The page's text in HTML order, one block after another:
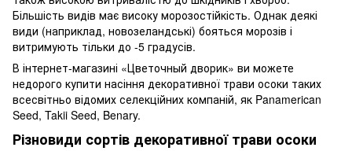
Більшість видів має високу морозостійкість. Однак деякі
види (наприклад, новозеландські) бояться морозів і
витримують тільки до -5 градусів.
В інтернет-магазині «Цветочный дворик» ви можете
недорого купити насіння декоративної трави осоки таких
всесвітньо відомих селекційних компаній, як Panamerican
Seed, Takii Seed, Benary.
Різновиди сортів декоративної трави осоки